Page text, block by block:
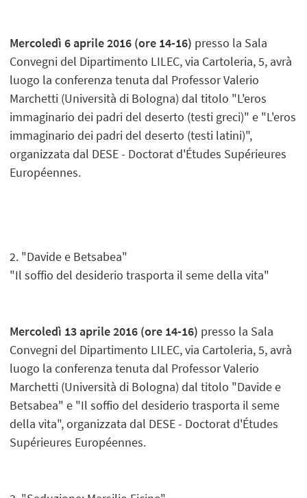
Mercoledì 6 aprile 2016 (ore 14-16) presso la Sala
Convegni del Dipartimento LILEC, via Cartoleria, 5, avrà
luogo la conferenza tenuta dal Professor Valerio
Marchetti (Università di Bologna) dal titolo "L'eros
immaginario dei padri del deserto (testi greci)" e "L'eros
immaginario dei padri del deserto (testi latini)",
organizzata dal DESE - Doctorat d'Études Supérieures
Européennes.
2. "Davide e Betsabea"
"Il soffio del desiderio trasporta il seme della vita"
Mercoledì 13 aprile 2016 (ore 14-16) presso la Sala
Convegni del Dipartimento LILEC, via Cartoleria, 5, avrà
luogo la conferenza tenuta dal Professor Valerio
Marchetti (Università di Bologna) dal titolo "Davide e
Betsabea" e "Il soffio del desiderio trasporta il seme
della vita", organizzata dal DESE - Doctorat d'Études
Supérieures Européennes.